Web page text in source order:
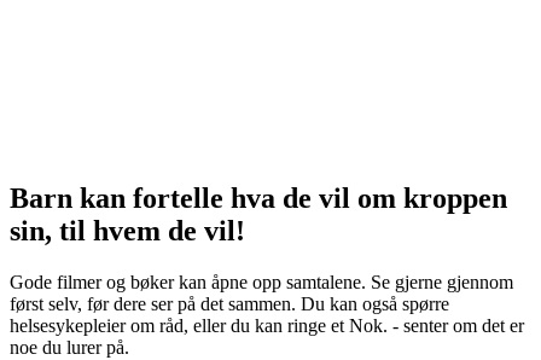
Barn kan fortelle hva de vil om kroppen
sin, til hvem de vil!
Gode filmer og bøker kan åpne opp samtalene. Se gjerne gjennom
først selv, før dere ser på det sammen. Du kan også spørre
helsesykepleier om råd, eller du kan ringe et Nok. - senter om det er
noe du lurer på.